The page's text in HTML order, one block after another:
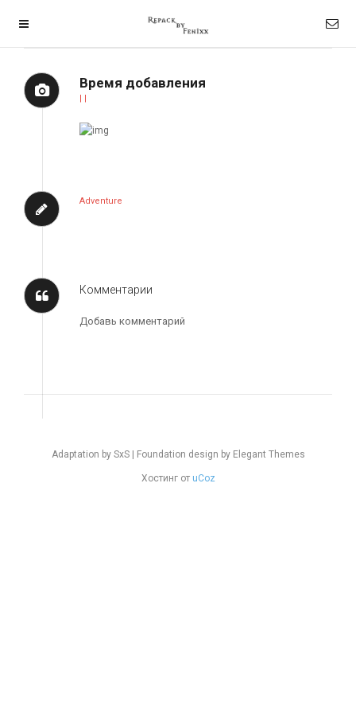
Время добавления
| |
Adventure
Комментарии
Добавь комментарий
Adaptation by SxS | Foundation design by Elegant Themes
Хостинг от uCoz